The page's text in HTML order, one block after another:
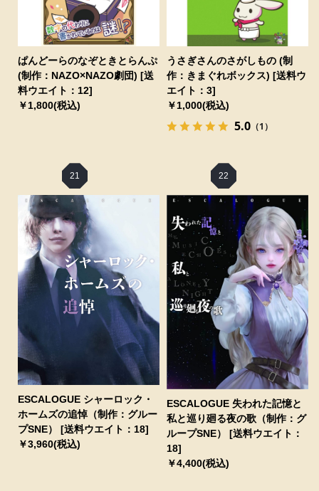
ぱんどーらのなぞときとらんぷ
(制作：NAZO×NAZO劇団) [送
料ウエイト：12]
￥1,800(税込)
うさぎさんのさがしもの (制
作：きまぐれボックス) [送料ウ
エイト：3]
￥1,000(税込)
5.0 （1）
21
ESCALOGUE シャーロック・
ホームズの追悼（制作：グルー
プSNE） [送料ウエイト：18]
￥3,960(税込)
22
ESCALOGUE 失われた記憶と
私と巡り廻る夜の歌（制作：グ
ループSNE） [送料ウエイト：
18]
￥4,400(税込)